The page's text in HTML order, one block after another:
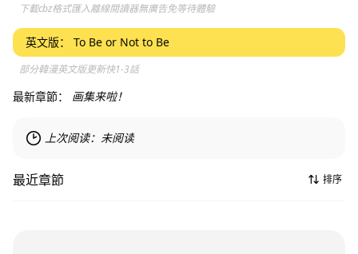
下載cbz格式匯入離線閱讀器無廣告免等待體驗
英文版： To Be or Not to Be
部分韓漫英文版更新快1-3話
最新章節： 画集来啦！
上次阅读： 未阅读
最近章節 排序